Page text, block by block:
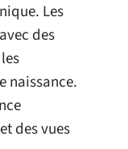
Les
des
naissance.
des vues